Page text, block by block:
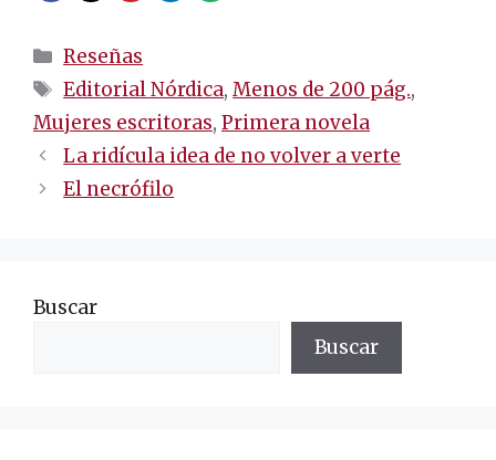
Categorías
Reseñas
Etiquetas
Editorial Nórdica,Menos de 200 pág.,
Mujeres escritoras, Primera novela
Navegación
de
La ridícula idea de no volver a verte
El necrófilo
Buscar
Buscar